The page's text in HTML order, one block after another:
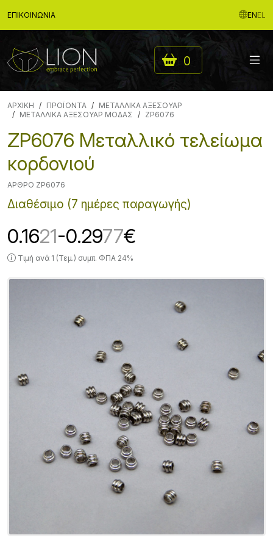
ΕΠΙΚΟΙΝΩΝΊΑ ENEL
0
ΑΡΧΙΚΉ ΠΡΟΪΟΝΤΑ
ΜΕΤΑΛΛΙΚΑ ΑΞΕΣΟΥΑΡ
ΜΕΤΑΛΛΙΚΑ ΑΞΕΣΟΥΑΡ ΜΟΔΑΣ
ZP6076
ZP6076 Μεταλλικό τελείωμα
κορδονιού
ΆΡΘΡΟ ZP6076
Διαθέσιμο (7 ημέρες παραγωγής)
0.1621-0.2977€
Τιμή ανά 1 (Τεμ.) συμπ. ΦΠΑ 24%